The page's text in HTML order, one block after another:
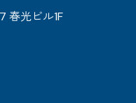
光ビル1F